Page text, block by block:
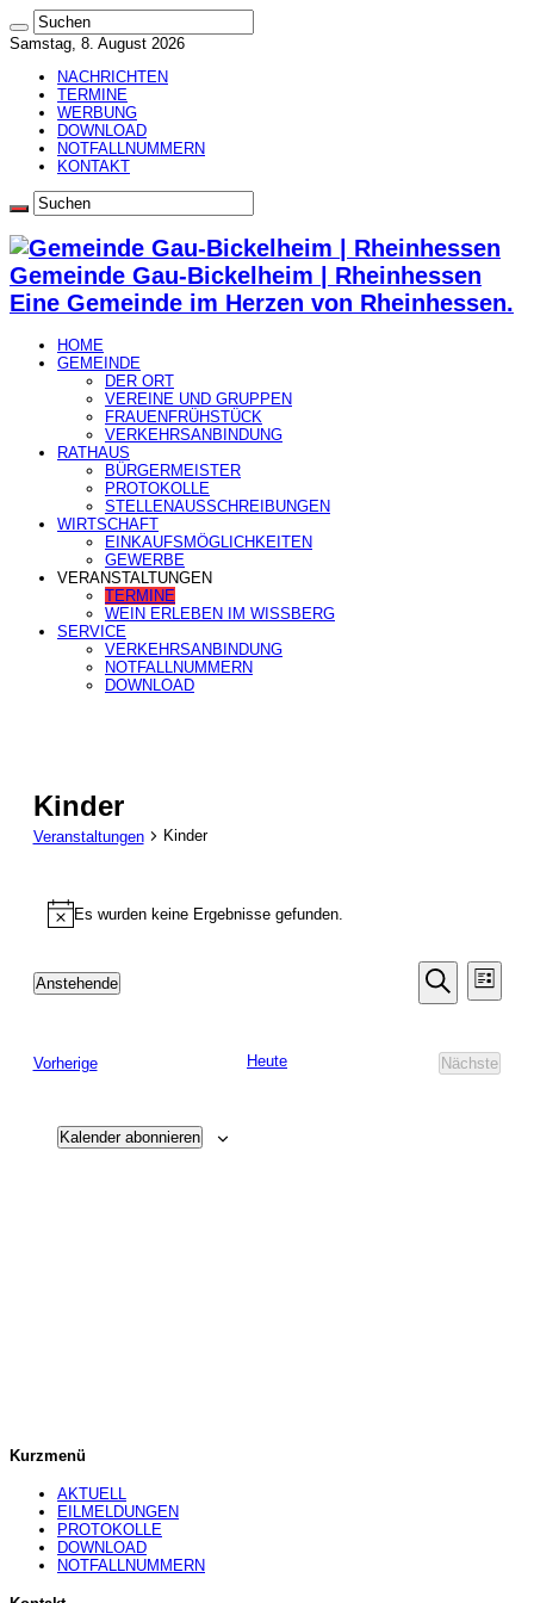
Samstag, 8. August 2026
NACHRICHTEN
TERMINE
WERBUNG
DOWNLOAD
NOTFALLNUMMERN
KONTAKT
Gemeinde Gau-Bickelheim | Rheinhessen
Eine Gemeinde im Herzen von Rheinhessen.
HOME
GEMEINDE
DER ORT
VEREINE UND GRUPPEN
FRAUENFRÜHSTÜCK
VERKEHRSANBINDUNG
RATHAUS
BÜRGERMEISTER
PROTOKOLLE
STELLENAUSSCHREIBUNGEN
WIRTSCHAFT
EINKAUFSMÖGLICHKEITEN
GEWERBE
VERANSTALTUNGEN
TERMINE
WEIN ERLEBEN IM WISSBERG
SERVICE
VERKEHRSANBINDUNG
NOTFALLNUMMERN
DOWNLOAD
Kinder
Veranstaltungen Kinder
HinweisEs wurden keine Ergebnisse gefunden.
Suche
Suche
Liste
Anstehende
VorherigeVeranstaltungen Heute
Nächste
Kalender abonnieren
Kurzmenü
AKTUELL
EILMELDUNGEN
PROTOKOLLE
DOWNLOAD
NOTFALLNUMMERN